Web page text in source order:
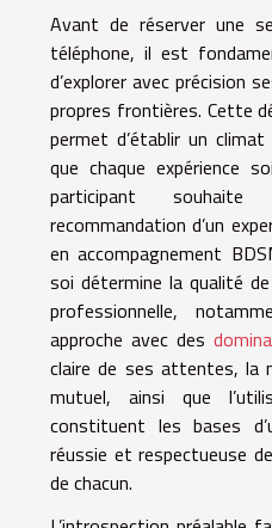
Avant de réserver une
téléphone, il est
d’explorer avec précision
propres frontières. Cette
permet d’établir un
que chaque expérience
participant
recommandation d’un
en accompagnement
soi détermine la qualité
professionnelle,
approche avec des
claire de ses attentes, la
mutuel, ainsi que
constituent les bases
réussie et respectueuse
de chacun.